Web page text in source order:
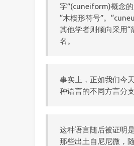
字”(cuneiform)概念
“木楔形符号”。
其他学者则倾向采用
名。
事实上，正如我们今
种语言的不同方言分
这种语言随后被证明
那些出土自尼尼微，